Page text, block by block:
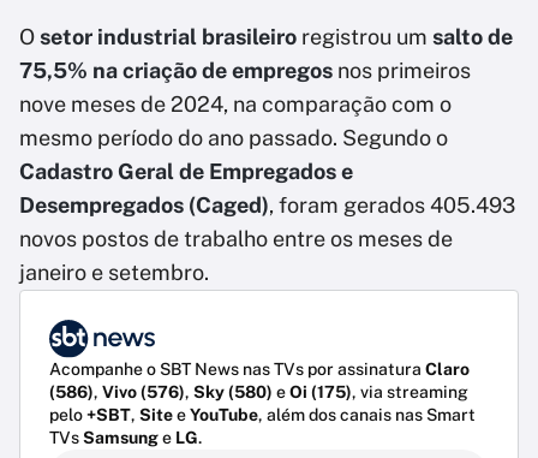
Osetor industrial brasileiro registrou um salto de
75,5% na criação de empregos nos primeiros
nove meses de 2024, na comparação com o
mesmo período do ano passado. Segundo o
Cadastro Geral de Empregados e
Desempregados (Caged), foram gerados 405.493
novos postos de trabalho entre os meses de
janeiro e setembro.
Acompanhe o SBT News nas TVs por assinatura Claro
(586), Vivo (576), Sky (580) eOi (175), via streaming
pelo+SBT, SiteeYouTube, além dos canais nas Smart
TVsSamsunge LG.